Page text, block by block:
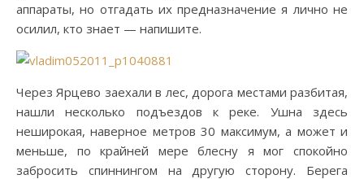
аппараты, но отгадать их предназначение я лично не
осилил, кто знает — напишите.
Через Ярцево заехали в лес, дорога местами разбитая,
нашли несколько подъездов к реке. Ушна здесь
неширокая, наверное метров 30 максимум, а может и
меньше, по крайней мере блесну я мог спокойно
забросить спиннингом на другую сторону. Берега